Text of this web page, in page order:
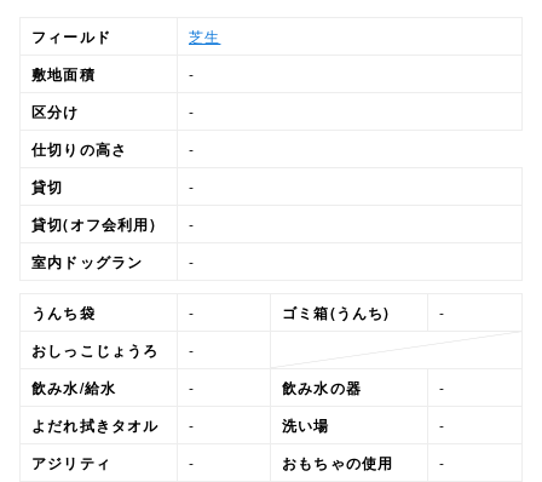
フィールド 芝生
敷地面積 -
区分け -
仕切りの高さ -
貸切 -
貸切(オフ会利用) -
室内ドッグラン -
うんち袋 - ゴミ箱(うんち) -
おしっこじょうろ -
飲み水/給水 - 飲み水の器 -
よだれ拭きタオル - 洗い場 -
アジリティ - おもちゃの使用 -